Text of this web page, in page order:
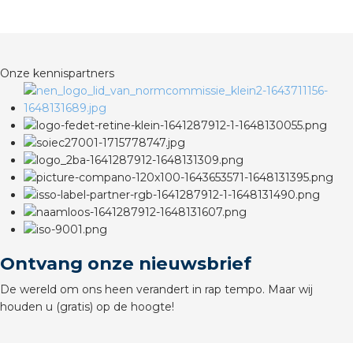
Onze kennispartners
Ontvang onze nieuwsbrief
De wereld om ons heen verandert in rap tempo. Maar wij
houden u (gratis) op de hoogte!